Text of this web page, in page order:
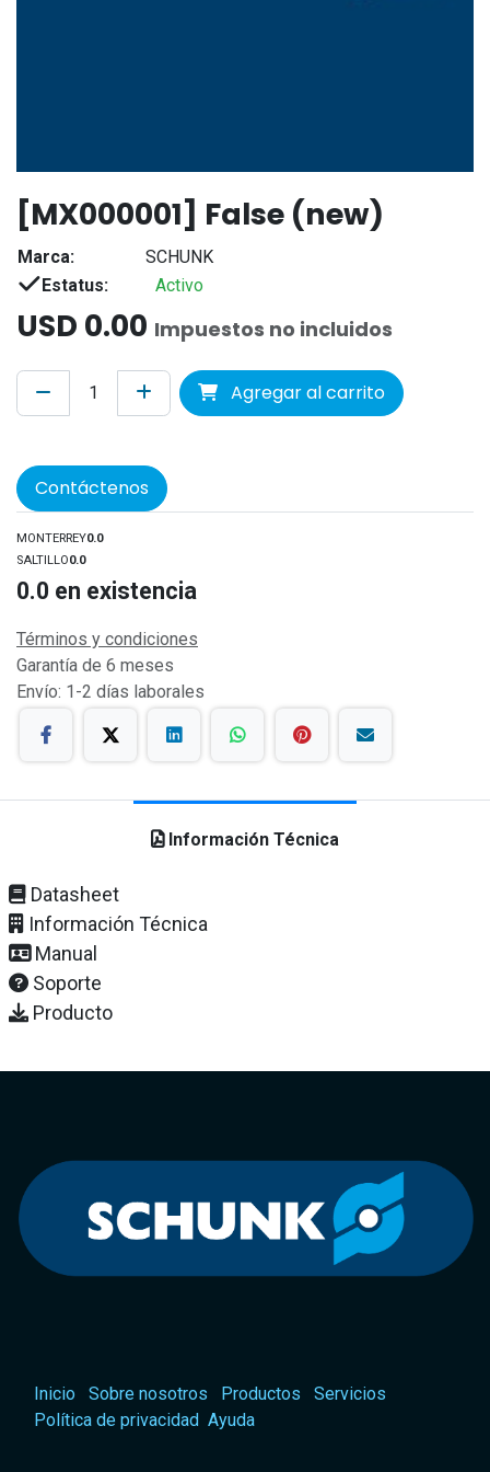
[MX000001] False (new)
Marca:
SCHUNK
Estatus:
Activo
USD 0.00 Impuestos no incluidos
Agregar al carrito
Contáctenos
MONTERREY0.0
SALTILLO0.0
0.0 en existencia
Términos y condiciones
Garantía de 6 meses
Envío: 1-2 días laborales
Información Técnica
Datasheet
Información Técnica
Manual
Soporte
Producto
Inicio Sobre nosotros Productos
Servicios
Política de privacidad Ayuda